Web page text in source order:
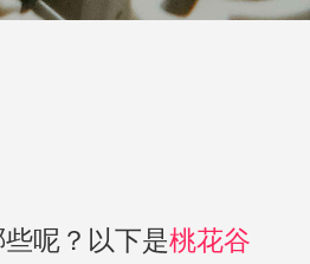
呢？以下是桃花谷